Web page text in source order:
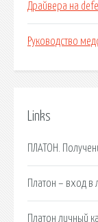
Драйвера на
Руководство
Links
ПЛАТОН.
Платон – вход в
Платон личный